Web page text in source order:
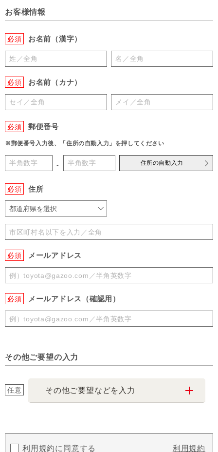
お客様情報
必須 お名前（漢字）
必須 お名前（カナ）
必須 郵便番号
※郵便番号入力後、「住所の自動入力」を押してください
- 住所の自動入力
必須 住所
都道府県を選択
必須 メールアドレス
必須 メールアドレス（確認用）
その他ご要望の入力
任意 その他ご要望などを入力
利用規約に同意する 利用規約